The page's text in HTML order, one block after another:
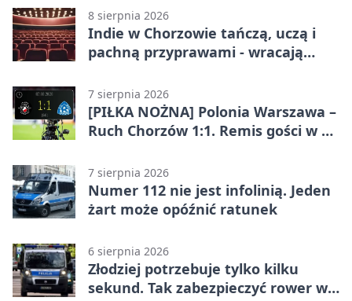
8 sierpnia 2026
Indie w Chorzowie tańczą, uczą i
pachną przyprawami - wracają
7 sierpnia 2026
[PIŁKA NOŻNA] Polonia Warszawa –
Ruch Chorzów 1:1. Remis gości w 3.
7 sierpnia 2026
Numer 112 nie jest infolinią. Jeden
żart może opóźnić ratunek
6 sierpnia 2026
Złodziej potrzebuje tylko kilku
sekund. Tak zabezpieczyć rower w